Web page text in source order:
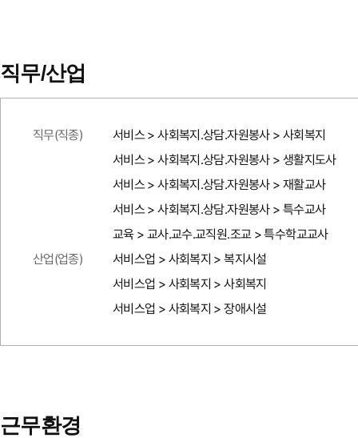
직무/산업
직무(직종)
서비스 > 사회복지.상담.자원봉사 > 사회복지
서비스 > 사회복지.상담.자원봉사 > 생활지도사
서비스 > 사회복지.상담.자원봉사 > 재활교사
서비스 > 사회복지.상담.자원봉사 > 특수교사
교육 > 교사.교수.교직원.조교 > 특수학교교사
산업(업종)
서비스업 > 사회복지 > 복지시설
서비스업 > 사회복지 > 사회복지
서비스업 > 사회복지 > 장애시설
근무환경